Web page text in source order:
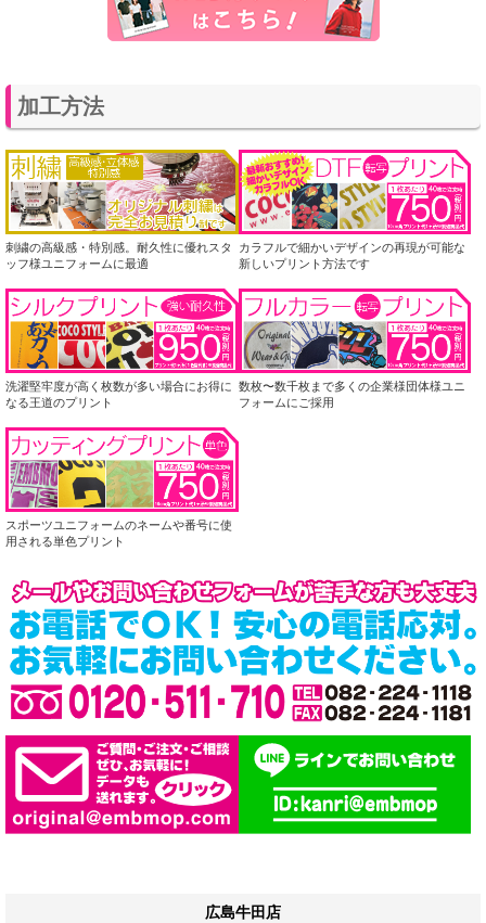
加工方法
刺繍の高級感・特別感。耐久性に優れスタ
ッフ様ユニフォームに最適
カラフルで細かいデザインの再現が可能な
新しいプリント方法です
洗濯堅牢度が高く枚数が多い場合にお得に
なる王道のプリント
数枚〜数千枚まで多くの企業様団体様ユニ
フォームにご採用
スポーツユニフォームのネームや番号に使
用される単色プリント
広島牛田店